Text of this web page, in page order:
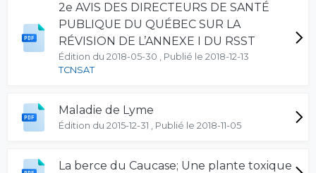
2e AVIS DES DIRECTEURS DE SANTÉ
PUBLIQUE DU QUÉBEC SUR LA
RÉVISION DE L’ANNEXE I DU RSST
Édition du 2018-05-30 , Publié le 2018-12-13
TCNSAT
Maladie de Lyme
Édition du 2015-12-31 , Publié le 2018-11-05
La berce du Caucase; Une plante toxique